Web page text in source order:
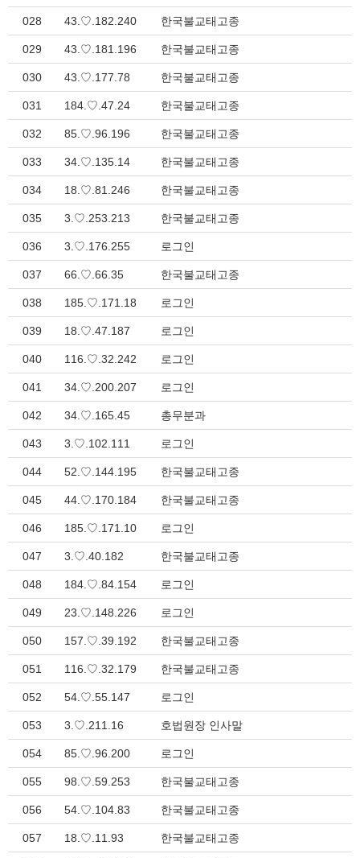
028 43.♡.182.240 한국불교태고종
029 43.♡.181.196 한국불교태고종
030 43.♡.177.78 한국불교태고종
031 184.♡.47.24 한국불교태고종
032 85.♡.96.196 한국불교태고종
033 34.♡.135.14 한국불교태고종
034 18.♡.81.246 한국불교태고종
035 3.♡.253.213 한국불교태고종
036 3.♡.176.255 로그인
037 66.♡.66.35 한국불교태고종
038 185.♡.171.18 로그인
039 18.♡.47.187 로그인
040 116.♡.32.242 로그인
041 34.♡.200.207 로그인
042 34.♡.165.45 총무분과
043 3.♡.102.111 로그인
044 52.♡.144.195 한국불교태고종
045 44.♡.170.184 한국불교태고종
046 185.♡.171.10 로그인
047 3.♡.40.182 한국불교태고종
048 184.♡.84.154 로그인
049 23.♡.148.226 로그인
050 157.♡.39.192 한국불교태고종
051 116.♡.32.179 한국불교태고종
052 54.♡.55.147 로그인
053 3.♡.211.16 호법원장 인사말
054 85.♡.96.200 로그인
055 98.♡.59.253 한국불교태고종
056 54.♡.104.83 한국불교태고종
057 18.♡.11.93 한국불교태고종